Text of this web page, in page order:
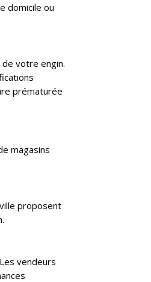
domicile ou
votre engin.
prématurée
magasins
proposent
vendeurs